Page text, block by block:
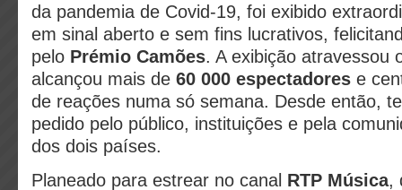
da pandemia de Covid-19, foi exibido
em sinal aberto e sem fins lucrativos,
pelo Prémio Camões. A exibição atravessou
alcançou mais de 60 000 espectadores e
de reações numa só semana. Desde então,
pedido pelo público, instituições e pela
dos dois países.
Planeado para estrear no canal RTP Música,